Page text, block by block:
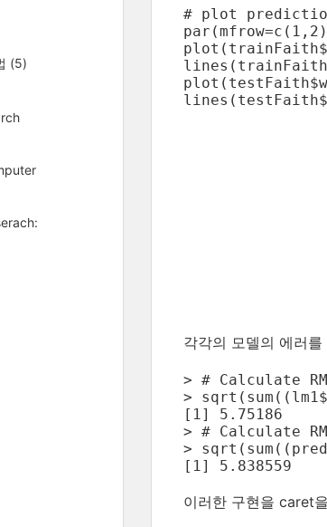
(5)
# plot
각각의 모델의 에러
> # Calculate
>
[1] 5.75186
> # Calculate
>
[1] 5.838559
이러한 구현을 caret